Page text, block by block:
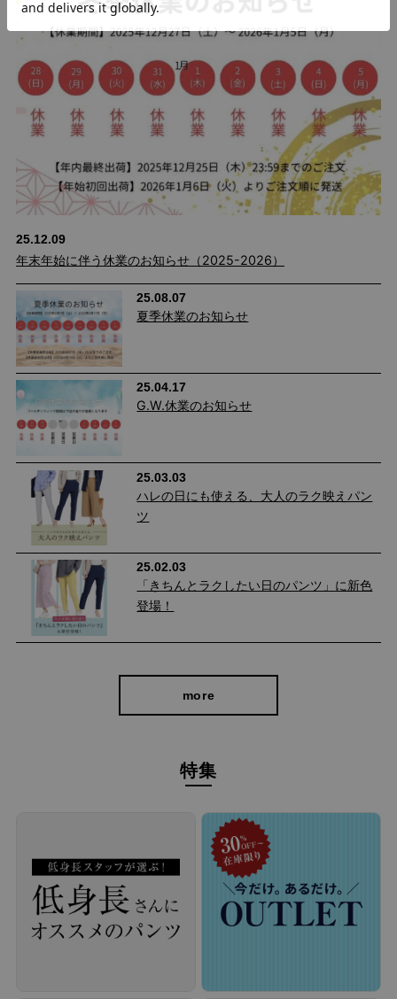
キレイ見えするデザインながら、ウエストゴムなのでリラクシー
な穿き心地です。
本来の膝位置より少し高い位置に切り替えを入れることで、脚を
長く見せる脚長効果も。
大きめニットやワンピースと合わせて穿くのがおすすめ。相反す
る素材をミックスすることで、レザーのハードさが緩和され、女
性らしさが際立つ着こなしに♪
25.12.09
年末年始に伴う休業のお知らせ（2025-2026）
25.08.07
夏季休業のお知らせ
25.04.17
G.W.休業のお知らせ
25.03.03
ハレの日にも使える、大人のラク映えパン
ツ
25.02.03
「きちんとラクしたい日のパンツ」に新色
登場！
more
特集